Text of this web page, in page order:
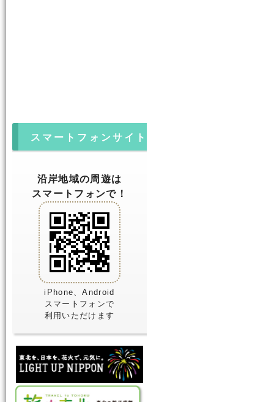
スマートフォンサイト
沿岸地域の周遊は
スマートフォンで！
iPhone、Android
スマートフォンで
利用いただけます